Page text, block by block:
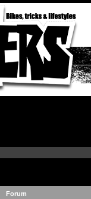
Forum